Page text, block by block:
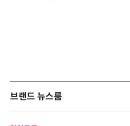
브랜드 뉴스룸